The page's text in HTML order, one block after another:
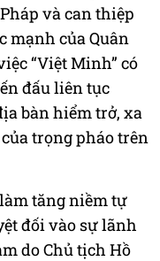
và can thiệp
mạnh của Quân
“Việt Minh” có
đấu liên tục
bàn hiểm trở, xa
trọng pháo trên
tăng niềm tự
đối vào sự lãnh
do Chủ tịch Hồ